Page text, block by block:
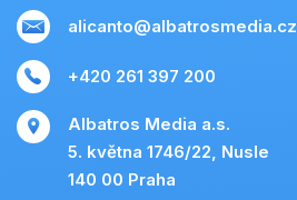
alicanto@albatrosmedia.cz
+420 261 397 200
Albatros Media a.s.
5. května 1746/22, Nusle
140 00 Praha